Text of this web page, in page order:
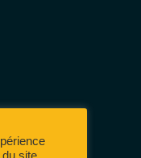
site,